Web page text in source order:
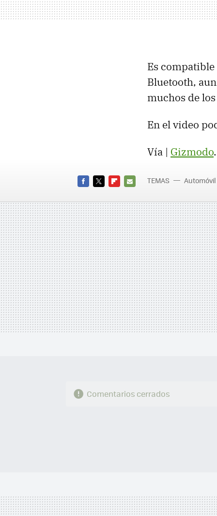
Es
Bluetooth,
muchos de
En el video
Vía | Gizmodo
MAIL
TEMAS Automóvil
Comentarios cerrados